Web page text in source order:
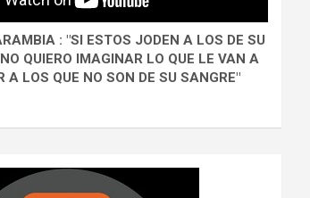
: "SI ESTOS JODEN A LOS DE SU
QUIERO IMAGINAR LO QUE LE VAN A
A LOS QUE NO SON DE SU SANGRE"